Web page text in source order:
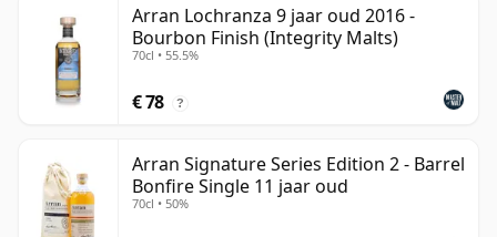
Arran Lochranza 9 jaar oud 2016 -
Bourbon Finish (Integrity Malts)
70cl • 55.5%
€ 78 ?
Arran Signature Series Edition 2 - Barrel
Bonfire Single 11 jaar oud
70cl • 50%